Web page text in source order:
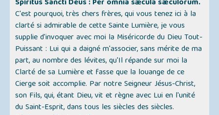
Spíritus Sancti Deus : Per omnia sǽcula sæculórum.
C'est pourquoi, très chers frères, qui vous tenez ici à la
clarté si admirable de cette Sainte Lumière, je vous
supplie d'invoquer avec moi la Miséricorde du Dieu Tout-
Puissant : Lui qui a daigné m'associer, sans mérite de ma
part, au nombre des lévites, qu'Il répande sur moi la
Clarté de sa Lumière et fasse que la louange de ce
Cierge soit accomplie. Par notre Seigneur Jésus-Christ,
son Fils, qui, étant Dieu, vit et règne avec Lui en l'unité
du Saint-Esprit, dans tous les siècles des siècles.